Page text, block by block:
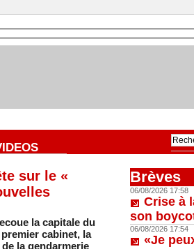
sur le «
la capitale du
cabinet, la
la gendarmerie
Brèves
06/08/2026 17:58
Crise à
son
06/08/2026 17:54
«Je